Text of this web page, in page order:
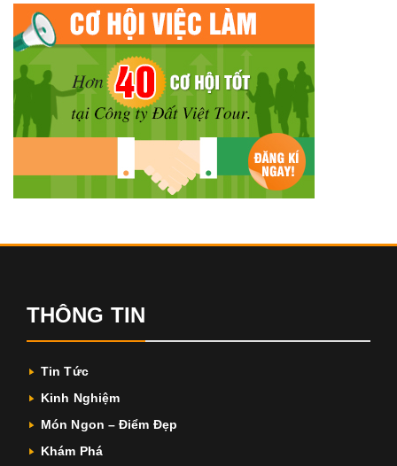
THÔNG TIN
Tin Tức
Kinh Nghiệm
Món Ngon – Điểm Đẹp
Khám Phá